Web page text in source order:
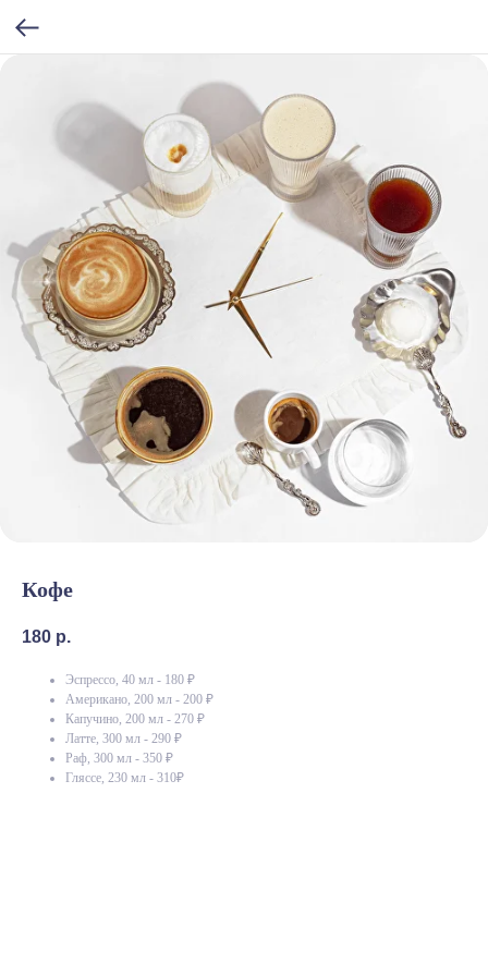
Кофе
180 р.
Эспрессо, 40 мл - 180 ₽
Американо, 200 мл - 200 ₽
Капучино, 200 мл - 270 ₽
Латте, 300 мл - 290 ₽
Раф, 300 мл - 350 ₽
Гляссе, 230 мл - 310₽